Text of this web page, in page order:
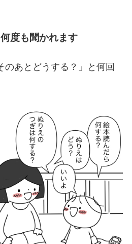
度も聞かれます
のあとどうする？」と何回